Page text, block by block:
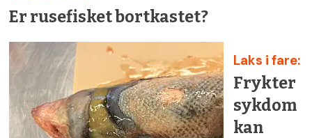
Er rusefisket bortkastet?
Laks i fare:
Frykter
sykdom
kan